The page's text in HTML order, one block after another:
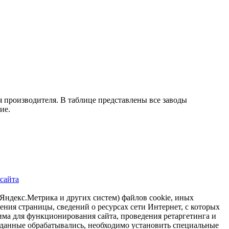
В таблице представлены все заводы
и других систем) файлов cookie, иных
страницы, сведений о ресурсах сети Интернет, с которых
для функционирования сайта, проведения ретаргетинга и
обрабатывались, необходимо установить специальные